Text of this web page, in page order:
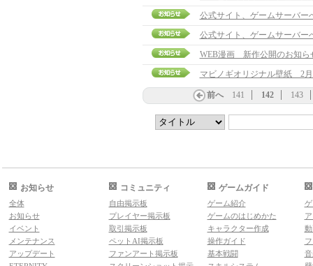
公式サイト、ゲームサーバー
公式サイト、ゲームサーバー
WEB漫画 新作公開のお知ら
マビノギオリジナル壁紙 2
前へ 141 142 143
お知らせ
全体
お知らせ
イベント
メンテナンス
アップデート
コミュニティ
自由掲示板
プレイヤー掲示板
取引掲示板
ペットAI掲示板
ファンアート掲示板
ゲームガイド
ゲーム紹介
ゲームのはじめかた
キャラクター作成
操作ガイド
基本戦闘